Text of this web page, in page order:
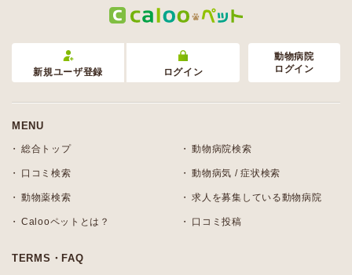
新規ユーザ登録 ログイン
動物病院
ログイン
MENU
総合トップ 動物病院検索
口コミ検索 動物病気 / 症状検索
動物薬検索 求人を募集している動物病院
Calooペットとは？ 口コミ投稿
TERMS・FAQ